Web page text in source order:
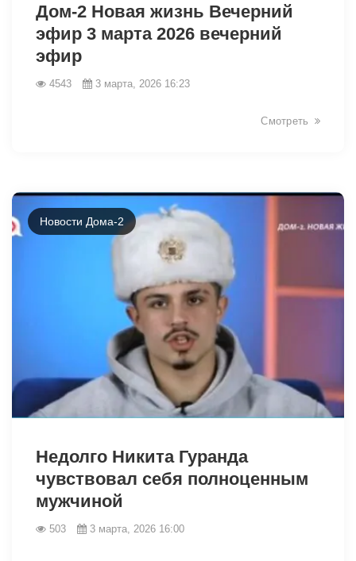
Дом-2 Новая жизнь Вечерний
эфир 3 марта 2026 вечерний
эфир
4543 3 марта, 2026 16:23
Смотреть
Новости Дома-2
Недолго Никита Гуранда
чувствовал себя полноценным
мужчиной
503 3 марта, 2026 16:00